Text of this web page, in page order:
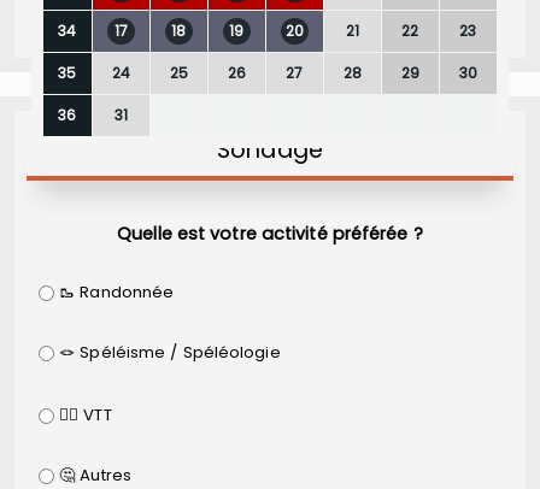
34 17 18 19 20 21 22 23
35 24 25 26 27 28 29 30
36 31
Sondage
Quelle est votre activité préférée ?
🥾 Randonnée
🪢 Spéléisme / Spéléologie
🚵‍♂️ VTT
🤔 Autres